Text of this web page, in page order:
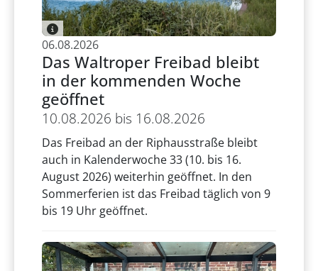
06.08.2026
Das Waltroper Freibad bleibt
in der kommenden Woche
geöffnet
10.08.2026 bis 16.08.2026
Das Freibad an der Riphausstraße bleibt
auch in Kalenderwoche 33 (10. bis 16.
August 2026) weiterhin geöffnet. In den
Sommerferien ist das Freibad täglich von 9
bis 19 Uhr geöffnet.